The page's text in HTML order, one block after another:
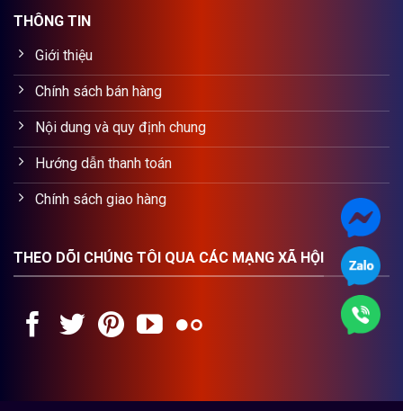
THÔNG TIN
Giới thiệu
Chính sách bán hàng
Nội dung và quy định chung
Hướng dẫn thanh toán
Chính sách giao hàng
THEO DÕI CHÚNG TÔI QUA CÁC MẠNG XÃ HỘI